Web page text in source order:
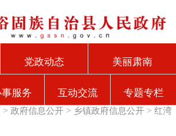
党政动态 美丽肃南
事服务 互动交流 专题专栏
>政府信息公开 > 乡镇政府信息公开 >红湾